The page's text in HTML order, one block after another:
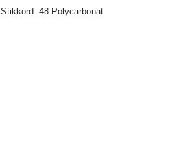
Stikkord:48 Polycarbonat